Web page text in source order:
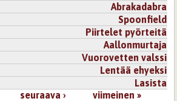
Abrakadabra
Spoonfield
Piirtelet pyörteitä
Aallonmurtaja
Vuorovetten valssi
Lentää ehyeksi
Lasista
seuraava › viimeinen »